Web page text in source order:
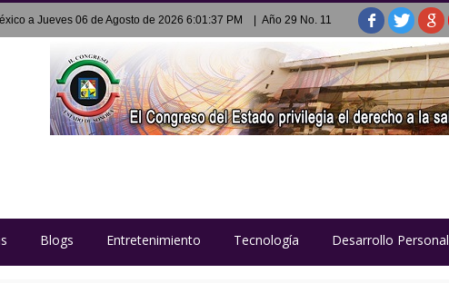
a Jueves 06 de Agosto de 2026 6:01:37 PM | Año 29 No. 11
Blogs Entretenimiento Tecnología Desarrollo Personal